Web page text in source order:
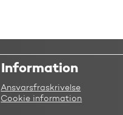
Information
Ansvarsfraskrivelse
Cookie information